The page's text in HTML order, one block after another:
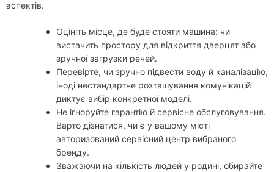
аспектів.
Оцініть місце, де буде стояти машина: чи
вистачить простору для відкриття дверцят або
зручної загрузки речей.
Перевірте, чи зручно підвести воду й каналізацію;
іноді нестандартне розташування комунікацій
диктує вибір конкретної моделі.
Не ігноруйте гарантію й сервісне обслуговування.
Варто дізнатися, чи є у вашому місті
авторизований сервісний центр вибраного
бренду.
Зважаючи на кількість людей у родині, обирайте